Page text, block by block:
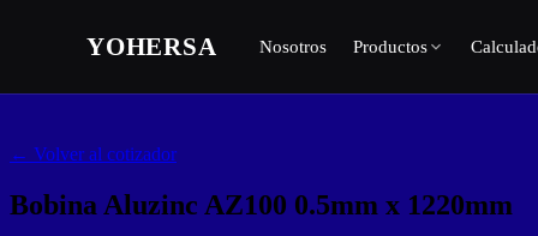
← Volver al cotizador
Bobina Aluzinc AZ100 0.5mm x 1220mm
YOHERSA Nosotros Productos